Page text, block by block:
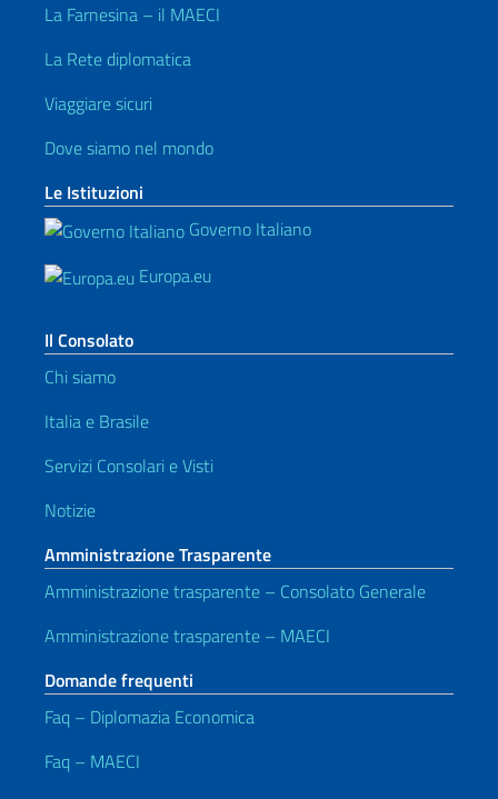
La Farnesina – il MAECI
La Rete diplomatica
Viaggiare sicuri
Dove siamo nel mondo
Le Istituzioni
Governo Italiano
Europa.eu
Il Consolato
Chi siamo
Italia e Brasile
Servizi Consolari e Visti
Notizie
Amministrazione Trasparente
Amministrazione trasparente – Consolato Generale
Amministrazione trasparente – MAECI
Domande frequenti
Faq – Diplomazia Economica
Faq – MAECI